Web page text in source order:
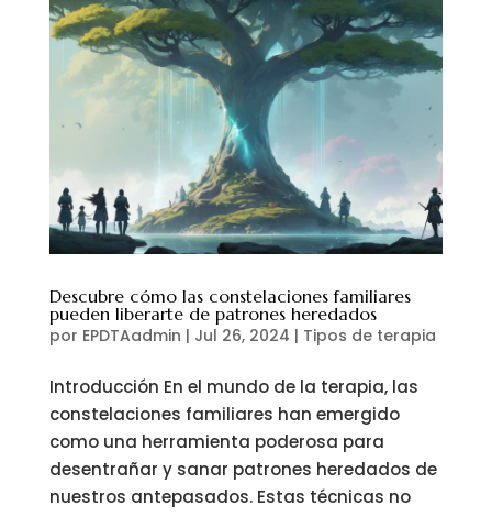
Descubre cómo las constelaciones familiares
pueden liberarte de patrones heredados
por EPDTAadmin | Jul 26, 2024 | Tipos de terapia
Introducción En el mundo de la terapia, las
constelaciones familiares han emergido
como una herramienta poderosa para
desentrañar y sanar patrones heredados de
nuestros antepasados. Estas técnicas no